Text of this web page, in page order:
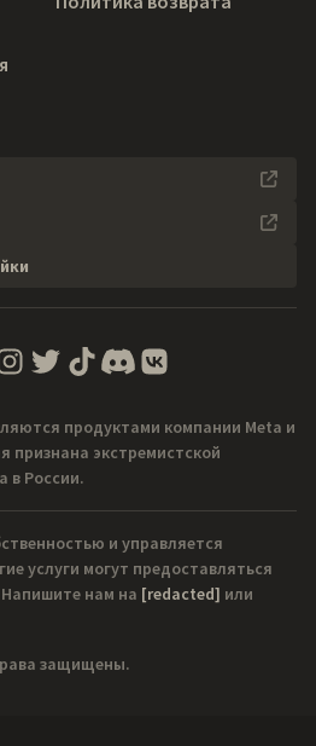
продуктами компании Meta и
признана экстремистской
в России.
и управляется
услуги могут предоставляться
нам на [redacted] или
защищены.